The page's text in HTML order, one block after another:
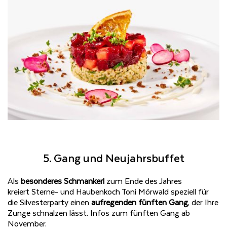
5. Gang und Neujahrsbuffet
Als besonderes Schmankerl zum Ende des Jahres
kreiertSterne- und Haubenkoch Toni Mörwald speziell für
die Silvesterparty einenaufregenden fünften Gang, der Ihre
Zunge schnalzen lässt. Infos zum fünften Gang ab
November.